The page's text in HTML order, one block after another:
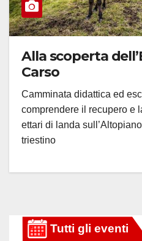
Alla scoperta
Carso
Camminata didattica ed
comprendere il recupero e
ettari di landa
triestino